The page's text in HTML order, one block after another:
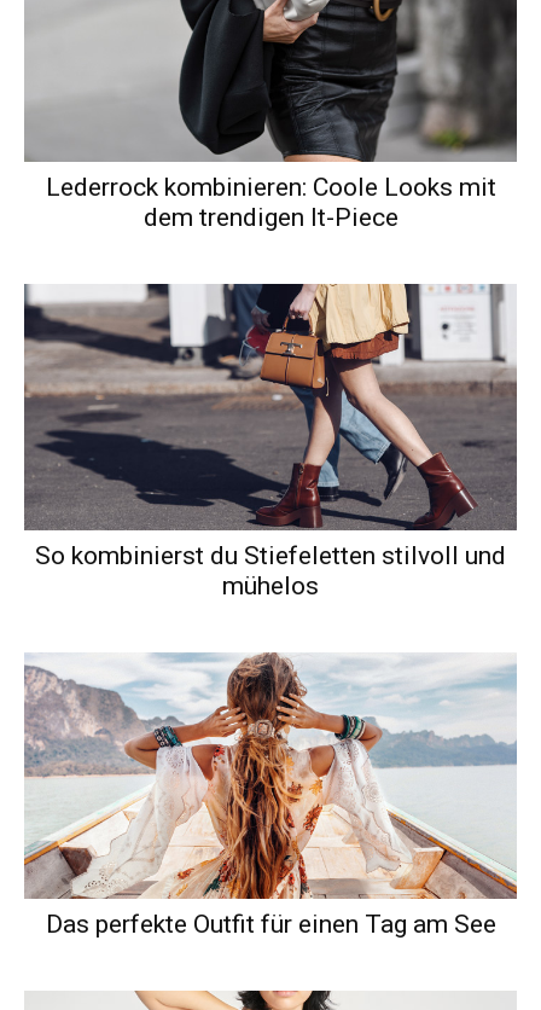
Lederrock kombinieren: Coole Looks mit
dem trendigen It-Piece
So kombinierst du Stiefeletten stilvoll und
mühelos
Das perfekte Outfit für einen Tag am See